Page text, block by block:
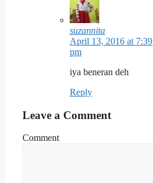
suzannita
April 13, 2016 at 7:39
pm
iya beneran deh
Reply
Leave a Comment
Comment